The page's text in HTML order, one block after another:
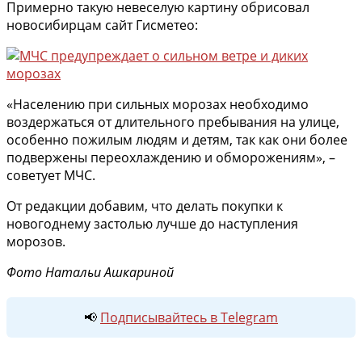
Примерно такую невеселую картину обрисовал
новосибирцам сайт Гисметео:
«Населению при сильных морозах необходимо
воздержаться от длительного пребывания на улице,
особенно пожилым людям и детям, так как они более
подвержены переохлаждению и обморожениям», –
советует МЧС.
От редакции добавим, что делать покупки к
новогоднему застолью лучше до наступления
морозов.
Фото Натальи Ашкариной
📢 Подписывайтесь в Telegram